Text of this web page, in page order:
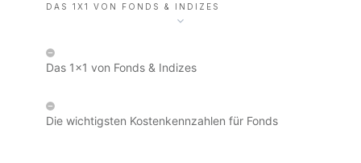
DAS 1X1 VON FONDS & INDIZES
Das 1x1 von Fonds & Indizes
Die wichtigsten Kostenkennzahlen für Fonds